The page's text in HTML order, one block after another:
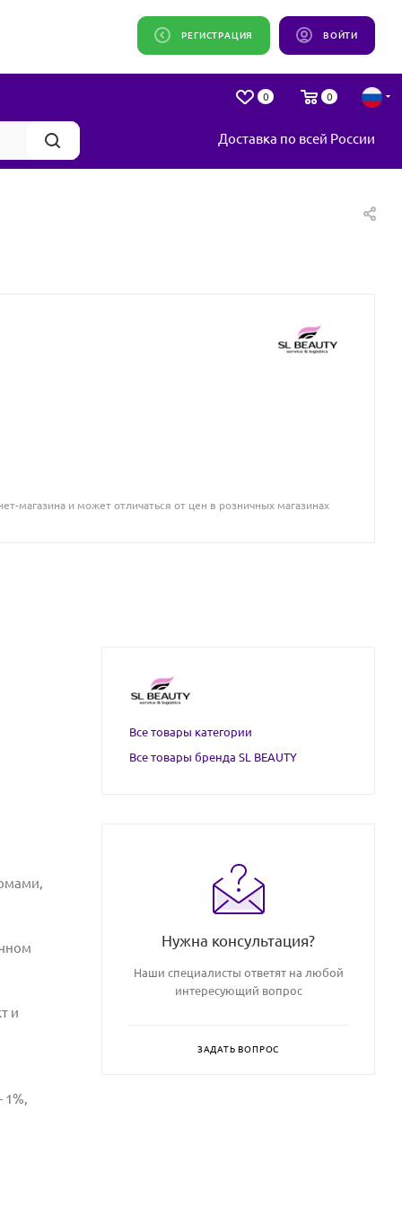
ВОЙТИ
РЕГИСТРАЦИЯ
0 0
Доставка по всей России
магазина и может отличаться от цен в розничных магазинах
и
1%,
Все товары категории
Все товары бренда SL BEAUTY
Нужна консультация?
Наши специалисты ответят на любой
интересующий вопрос
ЗАДАТЬ ВОПРОС